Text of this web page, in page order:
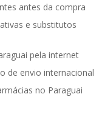
antes da compra
e substitutos
pela internet
de envio internacional
no Paraguai